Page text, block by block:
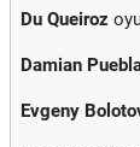
Du Queiroz
Damian
Evgeny